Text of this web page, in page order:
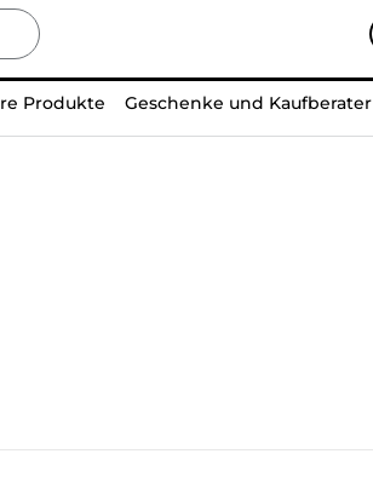
Produkte Geschenke und Kaufberater